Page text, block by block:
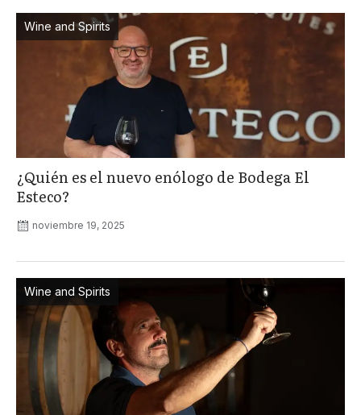
Wine and Spirits
¿Quién es el nuevo enólogo de Bodega El
Esteco?
noviembre 19, 2025
Wine and Spirits